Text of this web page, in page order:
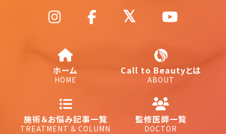
ホーム
HOME
Call to Beautyとは
ABOUT
施術＆お悩み記事一覧
TREATMENT & COLUMN
監修医師一覧
DOCTOR